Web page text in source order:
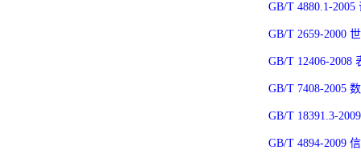
GB/T 4880.1-
GB/T 2659-2000
GB/T 12406-2008
GB/T 7408-2005
GB/T 18391.3-
GB/T 4894-2009